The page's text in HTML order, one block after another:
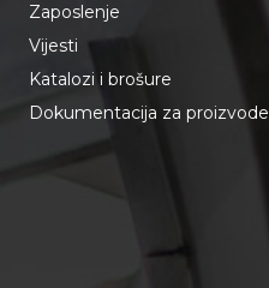
Zaposlenje
Vijesti
Katalozi i brošure
Dokumentacija za proizvode